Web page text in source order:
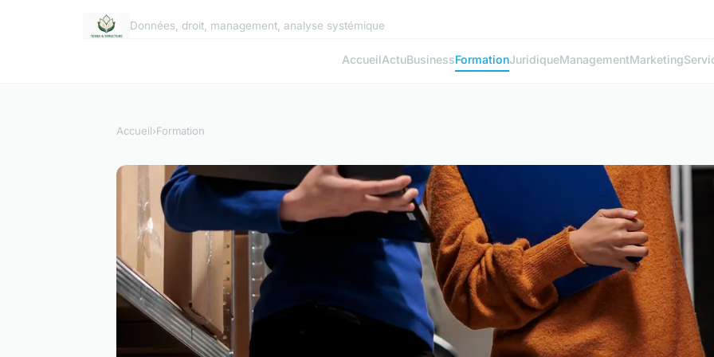
Données, droit, management, analyse systémique
AccueilActuBusinessFormationJuridiqueManagementMarketing
Accueil›Formation